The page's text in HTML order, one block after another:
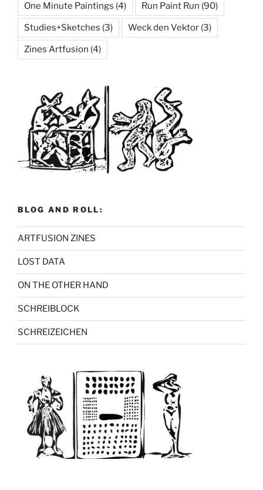
One Minute Paintings (4) Run Paint Run (90)
Studies+Sketches (3) Weck den Vektor (3)
Zines Artfusion (4)
BLOG AND ROLL:
ARTFUSION ZINES
LOST DATA
ON THE OTHER HAND
SCHREIBLOCK
SCHREIZEICHEN